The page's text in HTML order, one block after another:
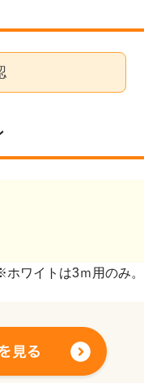
ホワイトは3ｍ用のみ。